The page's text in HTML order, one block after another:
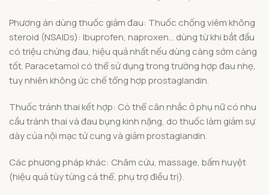
Phương án dùng thuốc giảm đau: Thuốc chống viêm không
steroid (NSAIDs): Ibuprofen, naproxen… dùng từ khi bắt đầu
có triệu chứng đau, hiệu quả nhất nếu dùng càng sớm càng
tốt. Paracetamol có thể sử dụng trong trường hợp đau nhẹ,
tuy nhiên không ức chế tổng hợp prostaglandin.
Thuốc tránh thai kết hợp: Có thể cân nhắc ở phụ nữ có nhu
cầu tránh thai và đau bụng kinh nặng, do thuốc làm giảm sự
dày của nội mạc tử cung và giảm prostaglandin.
Các phương pháp khác: Châm cứu, massage, bấm huyệt
(hiệu quả tùy từng cá thể, phụ trợ điều trị).